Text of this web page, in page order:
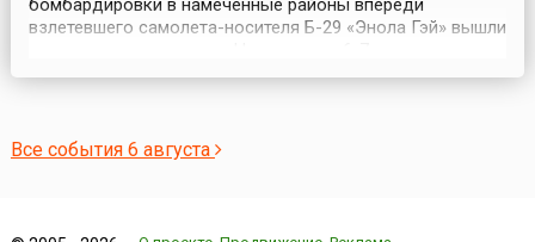
бомбардировки в намеченные районы впереди
взлетевшего самолета-носителя Б-29 «Энола Гэй» вышли
самолета-носителя следовал самолет с аппаратурой,
результаты взрыва. ...
Все события 6 августа